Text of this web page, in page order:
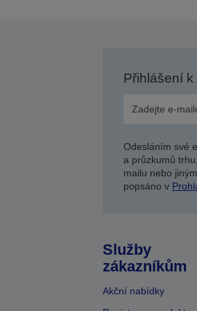
Přihlášení
Odesláním své
a průzkumů
mailu nebo
popsáno v
Služby
zákazníkům
Akční nabídky